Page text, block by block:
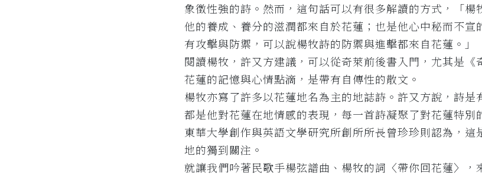
象徵性強的詩。然而，這句話可以有很多解讀的方式，「楊
他的養成、養分的滋潤都來自於花蓮；也是他心中秘而不宣
有攻擊與防禦，可以說楊牧詩的防禦與進擊都來自花蓮。」
閱讀楊牧，許又方建議，可以從奇萊前後書入門，尤其是《
花蓮的記憶與心情點滴，是帶有自傳性的散文。
楊牧亦寫了許多以花蓮地名為主的地誌詩。許又方說，詩是
都是他對花蓮在地情感的表現，每一首詩凝聚了對花蓮特別
東華大學創作與英語文學研究所創所所長曾珍珍則認為，這
地的獨到關注。
就讓我們吟著民歌手楊弦譜曲、楊牧的詞〈帶你回花蓮〉，